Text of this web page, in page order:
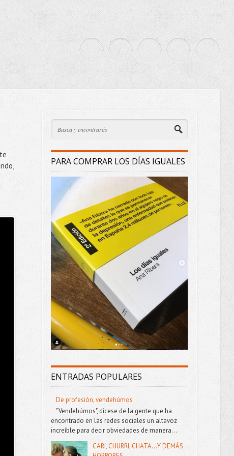
PARA COMPRAR LOS DÍAS IGUALES
ENTRADAS POPULARES
De profesión, vendehúmos
"Vendehúmos", dícese de la gente que ha
encontrado en las redes sociales un altavoz
increíble para decir obviedades de manera...
CARI, CHURRI, CHATA...Y DEMÁS